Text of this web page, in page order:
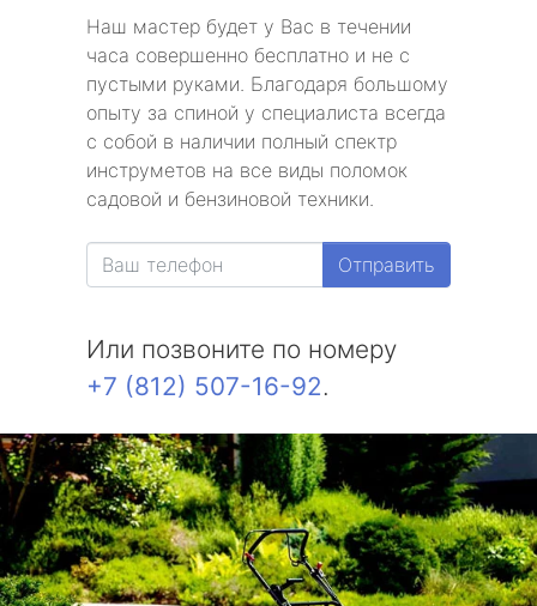
Наш мастер будет у Вас в течении
часа совершенно бесплатно и не с
пустыми руками. Благодаря большому
опыту за спиной у специалиста всегда
с собой в наличии полный спектр
инструметов на все виды поломок
садовой и бензиновой техники.
Отправить
Или позвоните по номеру
+7 (812) 507-16-92.